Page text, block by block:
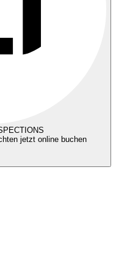
jetzt online buchen